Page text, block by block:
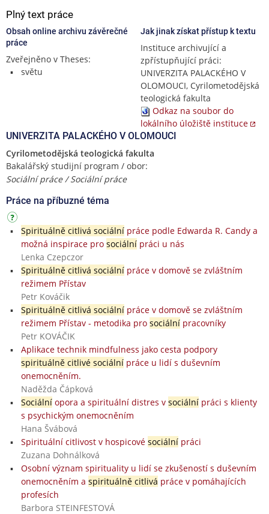
Plný text práce
Obsah online archivu závěrečné
práce
Zveřejněno v Theses:
světu
Jak jinak získat přístup k textu
Instituce archivující a
zpřístupňující práci:
UNIVERZITA PALACKÉHO V
OLOMOUCI, Cyrilometodějská
teologická fakulta
Odkaz na soubor do
lokálního úložiště instituce
UNIVERZITA PALACKÉHO V OLOMOUCI
Cyrilometodějská teologická fakulta
Bakalářský studijní program / obor:
Sociální práce / Sociální práce
Práce na příbuzné téma
Spirituálně citlivá sociálnípráce podle Edwarda R. Candy a
možná inspirace pro sociálnípráci u nás
Lenka Czepczor
Spirituálně citlivá sociálnípráce v domově se zvláštním
režimem Přístav
Petr Kováčik
Spirituálně citlivá sociálnípráce v domově se zvláštním
režimem Přístav - metodika pro sociálnípracovníky
Petr KOVÁČIK
Aplikace technik mindfulness jako cesta podpory
spirituálně citlivé sociálnípráce u lidí s duševním
onemocněním.
Naděžda Čápková
Sociálníopora a spirituální distres v sociálnípráci s klienty
s psychickým onemocněním
Hana Švábová
Spirituální citlivost v hospicové sociálnípráci
Zuzana Dohnálková
Osobní význam spirituality u lidí se zkušeností s duševním
onemocněním a spirituálně citlivá práce v pomáhajících
profesích
Barbora STEINFESTOVÁ